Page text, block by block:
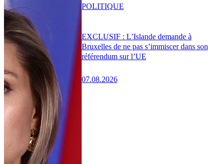
EXCLUSIF : L’Islande demande à
Bruxelles de ne pas s’immiscer dans son
référendum sur l’UE
07.08.2026
POLITIQUE